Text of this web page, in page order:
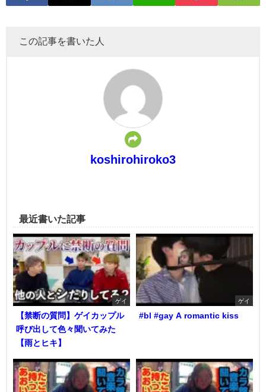
この記事を書いた人
koshirohiroko3
最近書いた記事
ゲイ
【禁断の質問】ゲイカップル
呼び出して色々聞いてみた
【雨とヒキ】
ゲイ
#bl #gay A romantic kiss